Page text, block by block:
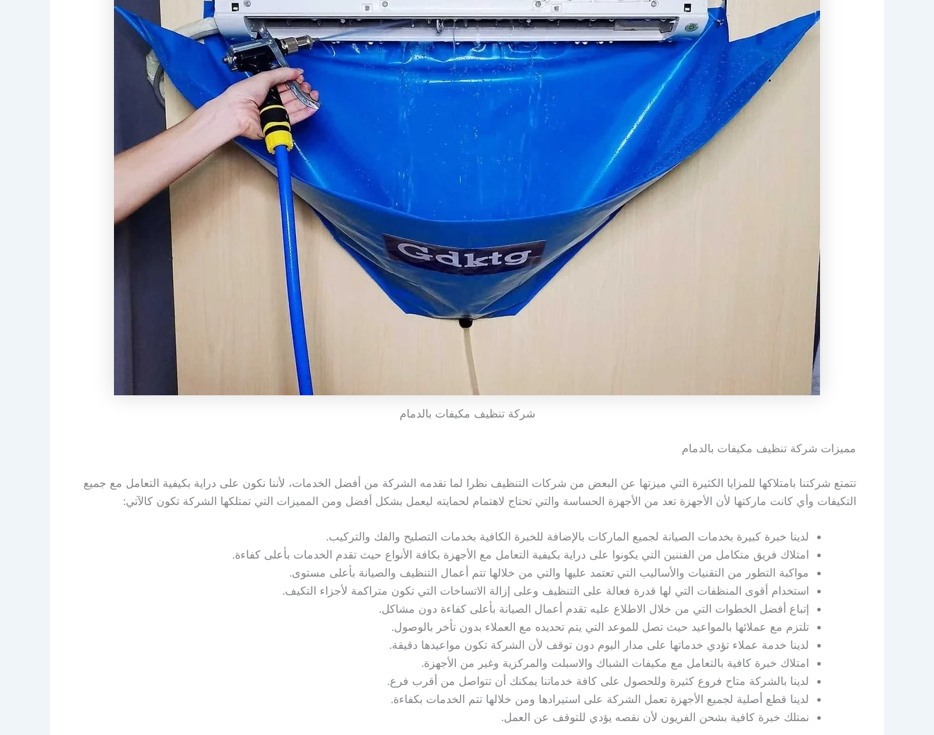
شركة تنظيف مكيفات بالدمام
مميزات شركة تنظيف مكيفات بالدمام
تتمتع شركتنا بامتلاكها للمزايا الكثيرة التي ميزتها عن البعض من شركات التنظيف نظرا لما تقدمه الشركة من أفضل الخدمات، لأننا نكون على دراية بكيفية التعامل مع جميع
التكيفات وأي كانت ماركتها لأن الأجهزة تعد من الأجهزة الحساسة والتي تحتاج لاهتمام لحمايته ليعمل بشكل أفضل ومن المميزات التي تمتلكها الشركة تكون كالآتي:
لدينا خبرة كبيرة بخدمات الصيانة لجميع الماركات بالإضافة للخبرة الكافية بخدمات التصليح والفك والتركيب.
امتلاك فريق متكامل من الفننين التي يكونوا على دراية بكيفية التعامل مع الأجهزة بكافة الأنواع حيث تقدم الخدمات بأعلى كفاءة.
مواكبة التطور من التقنيات والأساليب التي تعتمد عليها والتي من خلالها تتم أعمال التنظيف والصيانة بأعلى مستوى.
استخدام أقوى المنظفات التي لها قدرة فعالة على التنظيف وعلى إزالة الاتساخات التي تكون متراكمة لأجزاء التكيف.
إتباع أفضل الخطوات التي من خلال الاطلاع عليه تقدم أعمال الصيانة بأعلى كفاءة دون مشاكل.
تلتزم مع عملائها بالمواعيد حيث تصل للموعد التي يتم تحديده مع العملاء بدون تأخر بالوصول.
لدينا خدمة عملاء تؤدي خدماتها على مدار اليوم دون توقف لأن الشركة تكون مواعيدها دقيقة.
امتلاك خبرة كافية بالتعامل مع مكيفات الشباك والاسبلت والمركزية وغير من الأجهزة.
لدينا بالشركة متاح فروع كثيرة وللحصول على كافة خدماتنا يمكنك أن تتواصل من أقرب فرع.
لدينا قطع أصلية لجميع الأجهزة تعمل الشركة على استيرادها ومن خلالها تتم الخدمات بكفاءة.
نمتلك خبرة كافية بشحن الفريون لأن نقصه يؤدي للتوقف عن العمل.